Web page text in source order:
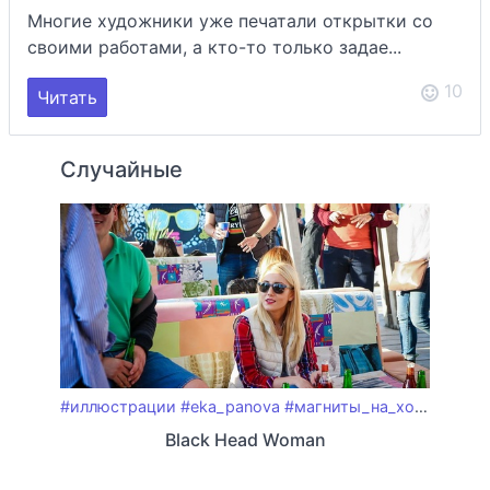
Многие художники уже печатали открытки со
своими работами, а кто-то только задае...
Читать 10
Случайные
#иллюстрации #eka_panova #магниты_на_холодильник
Black Head Woman